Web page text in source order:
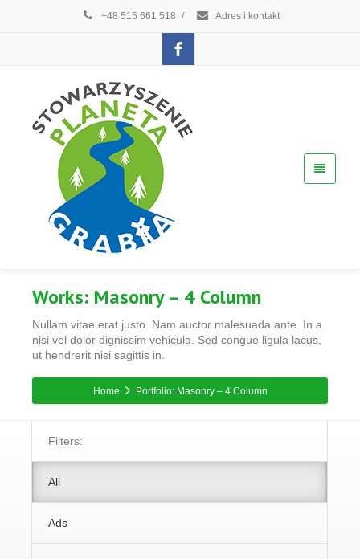
+48 515 661 518 / Adres i kontakt
Works: Masonry – 4 Column
Nullam vitae erat justo. Nam auctor malesuada ante. In a
nisi vel dolor dignissim vehicula. Sed congue ligula lacus,
ut hendrerit nisi sagittis in.
Home Portfolio: Masonry – 4 Column
Filters:
All
Ads